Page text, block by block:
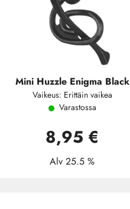
Mini Huzzle Enigma Black
Vaikeus: Erittäin vaikea
Varastossa
8,95 €
Alv 25.5 %